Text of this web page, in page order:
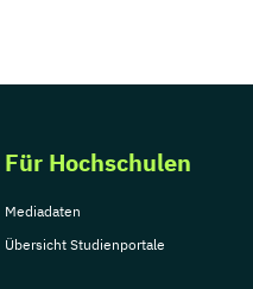
Für Hochschulen
Mediadaten
Übersicht Studienportale